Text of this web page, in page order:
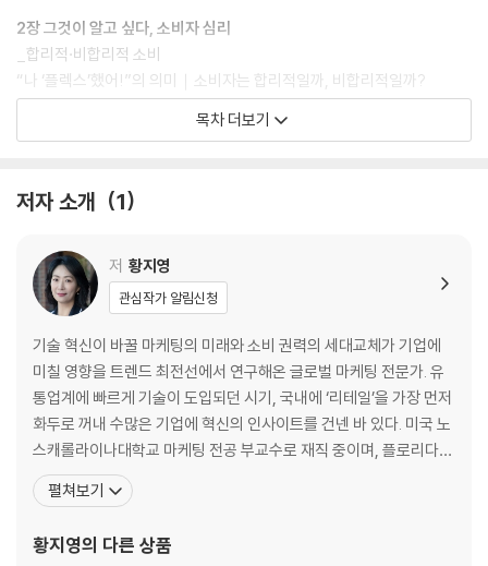
2장 그것이 알고 싶다, 소비자 심리
_합리적·비합리적 소비
“나 ‘플렉스’했어!”의 의미｜소비자는 합리적일까, 비합리적일까?
3장 똑똑, 새로운 기술이 배달되었습니다!
플랫폼과 트렌드
10대들의 패션 놀이터｜리테일 테크, 쇼핑을 바꾸다｜플랫폼의 변화
5장 Z세대, 아주 새로운 소비 인류
_Z세대의 소비
Z세대만의 문법｜Z세대의 다양성에 주목하라｜유튜브, Z세대의 놀이터
이자 일터
6장 소비자는 기업의 ‘민낯’이 궁금하다
_쇼핑 권력과 윤리적 소비
점점 더 중요해지는 윤리적 소비
목차 더보기
저자 소개 1
저 황지영
관심작가 알림신청
기술 혁신이 바꿀 마케팅의 미래와 소비 권력의 세대교체가 기업에
미칠 영향을 트렌드 최전선에서 연구해온 글로벌 마케팅 전문가. 유
통업계에 빠르게 기술이 도입되던 시기, 국내에 ‘리테일’을 가장 먼저
화두로 꺼내 수많은 기업에 혁신의 인사이트를 건넨 바 있다. 미국 노
스캐롤라이나대학교 마케팅 전공 부교수로 재직 중이며, 플로리다대
학교와 핀란드 알토대학교에서 글로벌 마케팅을 강의했다. 수년간 삼
성전자, 신세계백화점, 아모레퍼시픽, GS리테일, 기아자동차, BGF
트와 강연을 진행해왔다. 최신 마케팅 이슈를 방대한
펼쳐보기
황지영의 다른 상품